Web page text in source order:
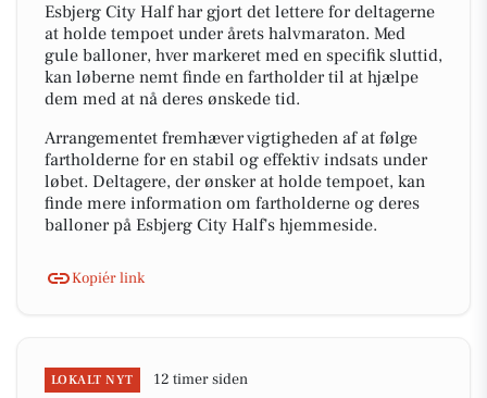
Esbjerg City Half har gjort det lettere for deltagerne
at holde tempoet under årets halvmaraton. Med
gule balloner, hver markeret med en specifik sluttid,
kan løberne nemt finde en fartholder til at hjælpe
dem med at nå deres ønskede tid.
Arrangementet fremhæver vigtigheden af at følge
fartholderne for en stabil og effektiv indsats under
løbet. Deltagere, der ønsker at holde tempoet, kan
finde mere information om fartholderne og deres
balloner på Esbjerg City Half's hjemmeside.
Kopiér link
LOKALT NYT 12 timer siden